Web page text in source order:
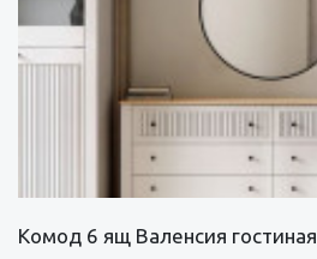
Комод 6 ящ Валенсия гостиная